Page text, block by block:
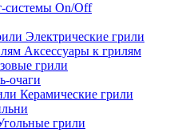
системы On/Off
Электрические грили
Аксессуары к грилям
грили
очаги
Керамические грили
грили